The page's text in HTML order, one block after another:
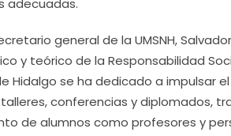
adecuadas.
general de la UMSNH,
y teórico de la Responsabilidad
Hidalgo se ha dedicado a impulsar
conferencias y diplomados,
de alumnos como profesores y